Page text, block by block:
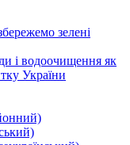
зелені
і водоочищення як
України